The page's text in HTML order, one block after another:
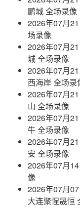
鹏城 全场录像
2026年07月
场录像
2026年07月
城 全场录像
2026年07月
西海岸 全场录
2026年07月
山 全场录像
2026年07月
牛 全场录像
2026年07月
安 全场录像
2026年07月
像
2026年07月
大连聚惺晟恒